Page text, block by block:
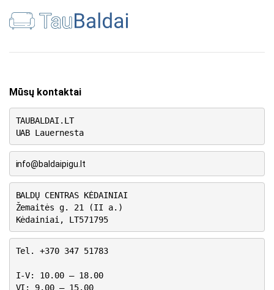
Mūsų kontaktai
TAUBALDAI.LT
UAB Lauernesta
info@baldaipigu.lt
BALDŲ CENTRAS KĖDAINIAI
Žemaitės g. 21 (II a.)
Kėdainiai, LT571795
Tel. +370 347 51783
I-V: 10.00 – 18.00
VI: 9.00 – 15.00